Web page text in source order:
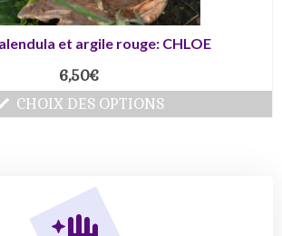
et argile rouge: CHLOE
6,50€
CHOIX DES OPTIONS